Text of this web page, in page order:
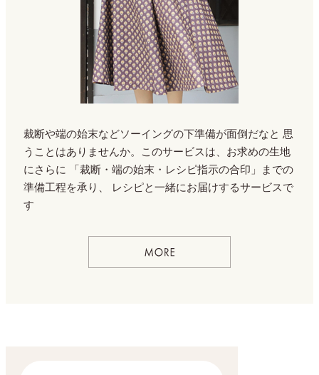
裁断や端の始末などソーイングの下準備が面倒だなと 思
うことはありませんか。このサービスは、お求めの生地
にさらに
「裁断・端の始末・レシピ指示の合印」までの
準備工程を承り、
レシピと一緒にお届けするサービスで
す